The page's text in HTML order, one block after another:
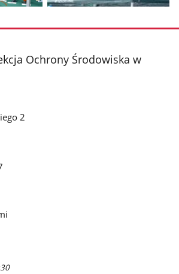
zdjęcie
galerii.
Ochrony Środowiska w
2